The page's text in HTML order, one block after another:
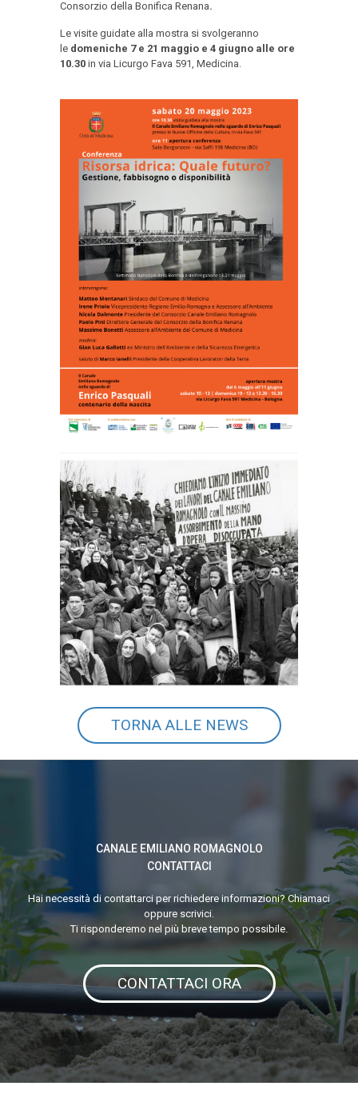
Consorzio della Bonifica Renana.
Le visite guidate alla mostra si svolgeranno
le domeniche 7 e 21 maggio e 4 giugno alle ore
10.30 in via Licurgo Fava 591, Medicina.
TORNA ALLE NEWS
CANALE EMILIANO ROMAGNOLO
CONTATTACI
Hai necessità di contattarci per richiedere informazioni? Chiamaci
oppure scrivici.
Ti risponderemo nel più breve tempo possibile.
CONTATTACI ORA